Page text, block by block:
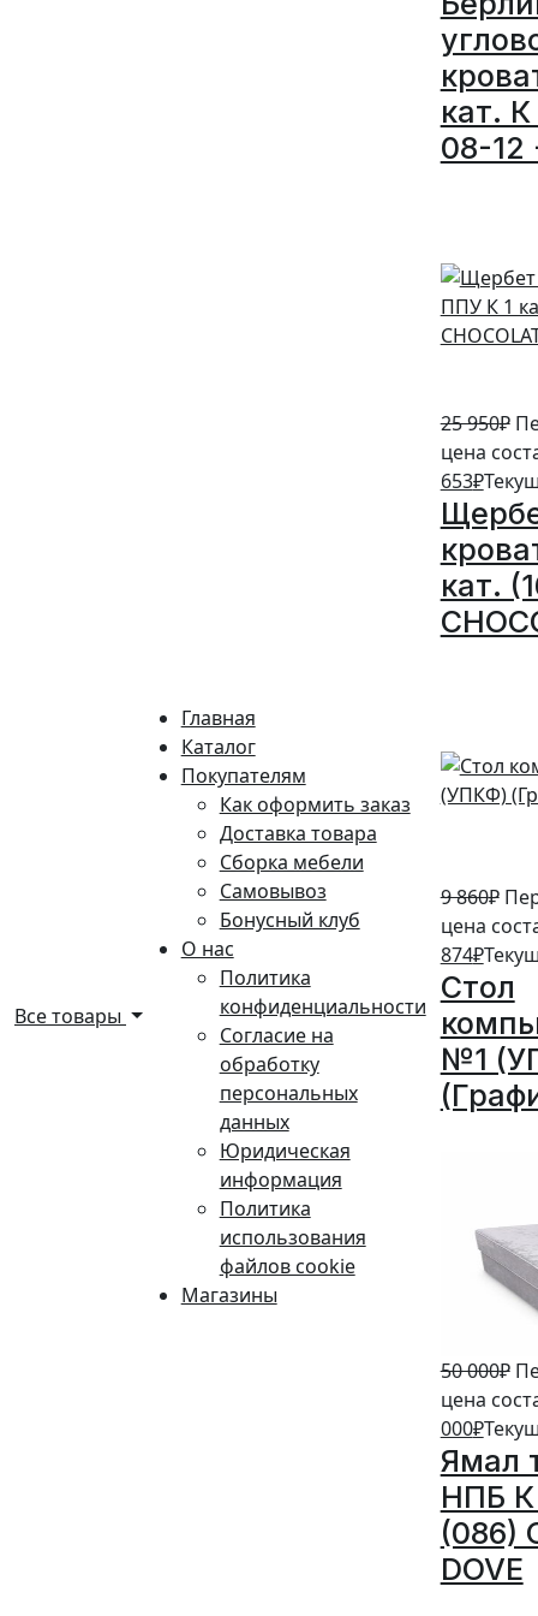
Все товары
Главная
Каталог
Покупателям
Как оформить заказ
Доставка товара
Сборка мебели
Самовывоз
Бонусный клуб
О нас
Политика
конфиденциальности
Согласие на
обработку
персональных
данных
Юридическая
информация
Политика
использования
файлов cookie
Магазины
кат.
08-12
25 950₽
цена
653₽
кат.
9 860₽
цена
874₽
Стол
№1
50 000₽
цена
000₽
Ямал
НПБ К
(086)
DOVE